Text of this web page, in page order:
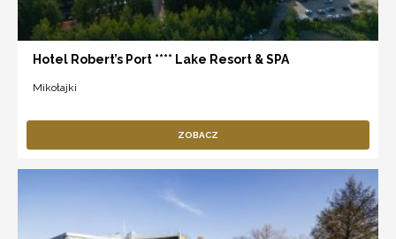
Hotel Robert’s Port **** Lake Resort & SPA
Mikołajki
ZOBACZ